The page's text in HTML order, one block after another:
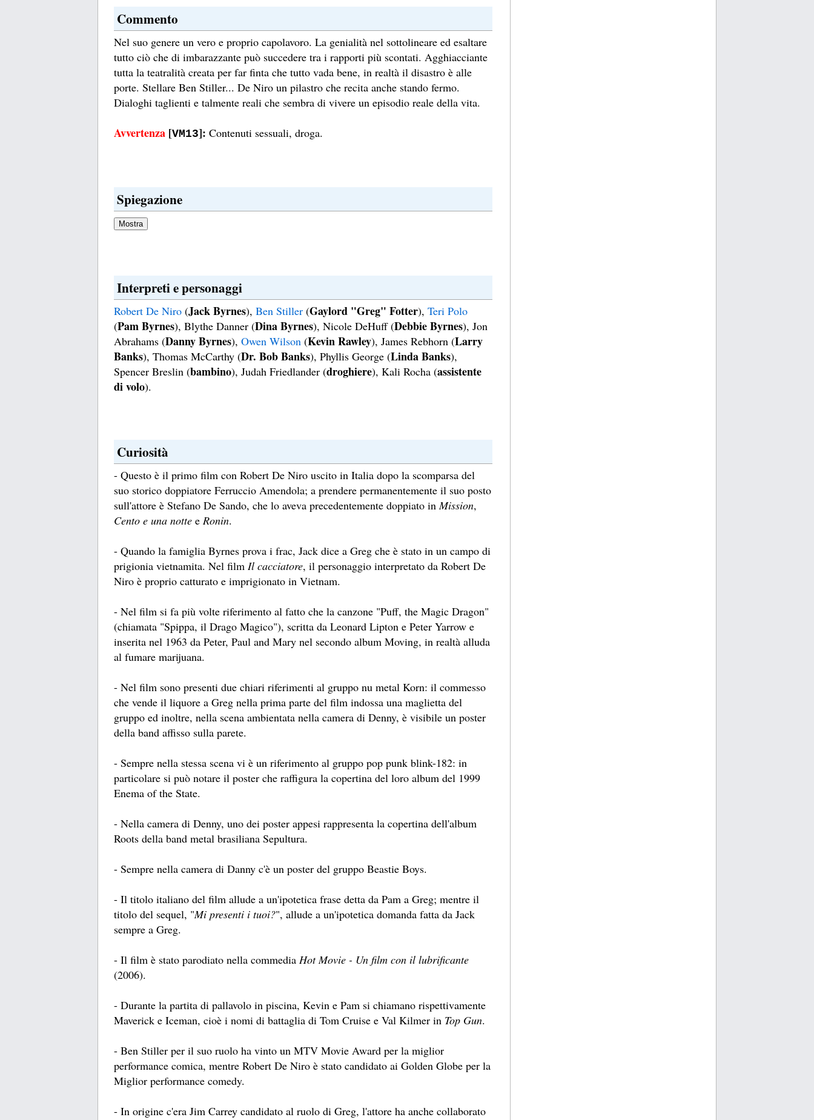
Commento
Nel suo genere un vero e proprio capolavoro. La genialità nel sottolineare ed esaltare
tutto ciò che di imbarazzante può succedere tra i rapporti più scontati. Agghiacciante
tutta la teatralità creata per far finta che tutto vada bene, in realtà il disastro è alle
porte. Stellare Ben Stiller... De Niro un pilastro che recita anche stando fermo.
Dialoghi taglienti e talmente reali che sembra di vivere un episodio reale della vita.
Avvertenza [VM13]: Contenuti sessuali, droga.
Spiegazione
Interpreti e personaggi
Robert De Niro (Jack Byrnes), Ben Stiller (Gaylord "Greg" Fotter), Teri Polo
(Pam Byrnes), Blythe Danner (Dina Byrnes), Nicole DeHuff (Debbie Byrnes), Jon
Abrahams (Danny Byrnes), Owen Wilson (Kevin Rawley), James Rebhorn (Larry
Banks), Thomas McCarthy (Dr. Bob Banks), Phyllis George (Linda Banks),
Spencer Breslin (bambino), Judah Friedlander (droghiere), Kali Rocha (assistente
di volo).
Curiosità
- Questo è il primo film con Robert De Niro uscito in Italia dopo la scomparsa del
suo storico doppiatore Ferruccio Amendola; a prendere permanentemente il suo posto
sull'attore è Stefano De Sando, che lo aveva precedentemente doppiato inMission,
Cento e una notte e Ronin.
- Quando la famiglia Byrnes prova i frac, Jack dice a Greg che è stato in un campo di
prigionia vietnamita. Nel film Il cacciatore, il personaggio interpretato da Robert De
Niro è proprio catturato e imprigionato in Vietnam.
- Nel film si fa più volte riferimento al fatto che la canzone "Puff, the Magic Dragon"
(chiamata "Spippa, il Drago Magico"), scritta da Leonard Lipton e Peter Yarrow e
inserita nel 1963 da Peter, Paul and Mary nel secondo album Moving, in realtà alluda
al fumare marijuana.
- Nel film sono presenti due chiari riferimenti al gruppo nu metal Korn: il commesso
che vende il liquore a Greg nella prima parte del film indossa una maglietta del
gruppo ed inoltre, nella scena ambientata nella camera di Denny, è visibile un poster
della band affisso sulla parete.
- Sempre nella stessa scena vi è un riferimento al gruppo pop punk blink-182: in
particolare si può notare il poster che raffigura la copertina del loro album del 1999
Enema of the State.
- Nella camera di Denny, uno dei poster appesi rappresenta la copertina dell'album
Roots della band metal brasiliana Sepultura.
- Sempre nella camera di Danny c'è un poster del gruppo Beastie Boys.
- Il titolo italiano del film allude a un'ipotetica frase detta da Pam a Greg; mentre il
titolo del sequel, "Mi presenti i tuoi?", allude a un'ipotetica domanda fatta da Jack
sempre a Greg.
- Il film è stato parodiato nella commedia Hot Movie - Un film con il lubrificante
(2006).
- Durante la partita di pallavolo in piscina, Kevin e Pam si chiamano rispettivamente
Maverick e Iceman, cioè i nomi di battaglia di Tom Cruise e Val Kilmer in Top Gun.
- Ben Stiller per il suo ruolo ha vinto un MTV Movie Award per la miglior
performance comica, mentre Robert De Niro è stato candidato ai Golden Globe per la
Miglior performance comedy.
- In origine c'era Jim Carrey candidato al ruolo di Greg, l'attore ha anche collaborato